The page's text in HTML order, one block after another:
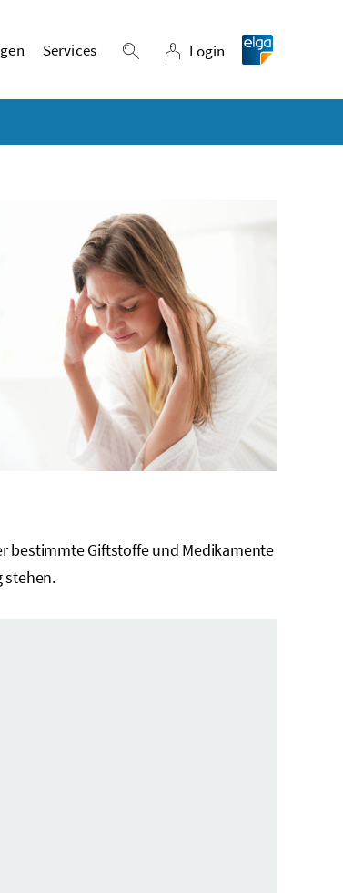
Services Suche einblenden
Login
Login
bestimmte Giftstoffe und Medikamente
stehen.